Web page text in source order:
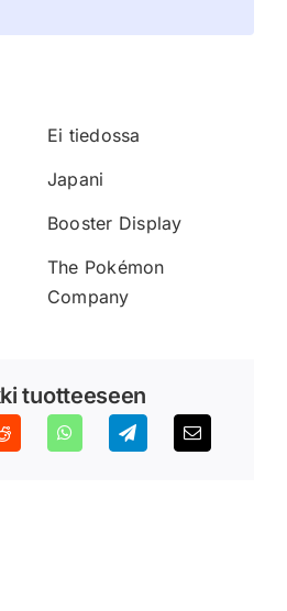
Ei tiedossa
Japani
Booster Display
The Pokémon
Company
tuotteeseen